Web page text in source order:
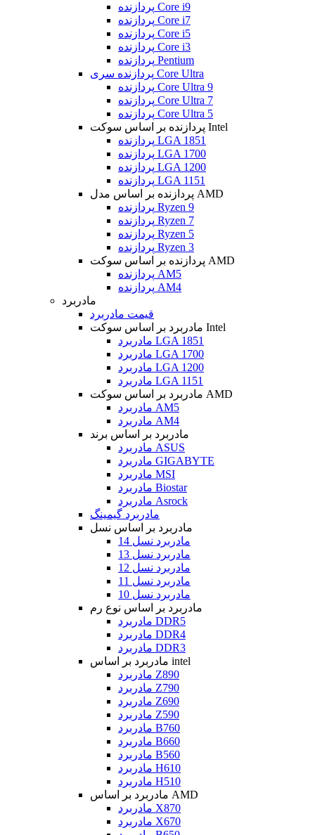
پردازنده Core i9
پردازنده Core i7
پردازنده Core i5
پردازنده Core i3
پردازنده Pentium
پردازنده سری Core Ultra
پردازنده Core Ultra 9
پردازنده Core Ultra 7
پردازنده Core Ultra 5
پردازنده بر اساس سوکت Intel
پردازنده LGA 1851
پردازنده LGA 1700
پردازنده LGA 1200
پردازنده LGA 1151
پردازنده بر اساس مدل AMD
پردازنده Ryzen 9
پردازنده Ryzen 7
پردازنده Ryzen 5
پردازنده Ryzen 3
پردازنده بر اساس سوکت AMD
پردازنده AM5
پردازنده AM4
مادربرد
قیمت مادربرد
مادربرد بر اساس سوکت Intel
مادربرد LGA 1851
مادربرد LGA 1700
مادربرد LGA 1200
مادربرد LGA 1151
مادربرد بر اساس سوکت AMD
مادربرد AM5
مادربرد AM4
مادربرد بر اساس برند
مادربرد ASUS
مادربرد GIGABYTE
مادربرد MSI
مادربرد Biostar
مادربرد Asrock
مادربرد گیمینگ
مادربرد بر اساس نسل
مادربرد نسل 14
مادربرد نسل 13
مادربرد نسل 12
مادربرد نسل 11
مادربرد نسل 10
مادربرد بر اساس نوع رم
مادربرد DDR5
مادربرد DDR4
مادربرد DDR3
مادربرد بر اساس intel
مادربرد Z890
مادربرد Z790
مادربرد Z690
مادربرد Z590
مادربرد B760
مادربرد B660
مادربرد B560
مادربرد H610
مادربرد H510
مادربرد بر اساس AMD
مادربرد X870
مادربرد X670